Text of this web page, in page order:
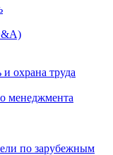
охрана труда
менеджмента
по зарубежным